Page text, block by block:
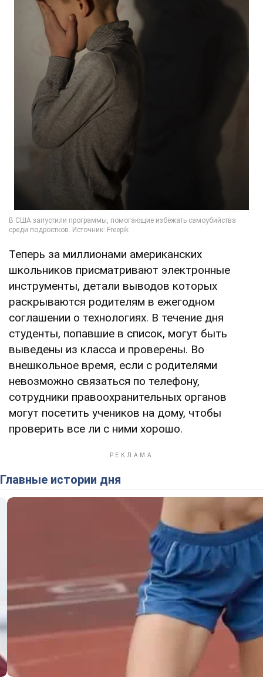
Теперь за миллионами американских
школьников присматривают электронные
инструменты, детали выводов которых
раскрываются родителям в ежегодном
соглашении о технологиях. В течение дня
студенты, попавшие в список, могут быть
выведены из класса и проверены. Во
внешкольное время, если с родителями
невозможно связаться по телефону,
сотрудники правоохранительных органов
могут посетить учеников на дому, чтобы
проверить все ли с ними хорошо.
Главные истории дня